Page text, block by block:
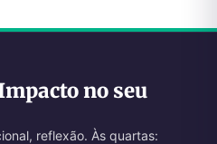
no seu
reflexão. Às quartas: